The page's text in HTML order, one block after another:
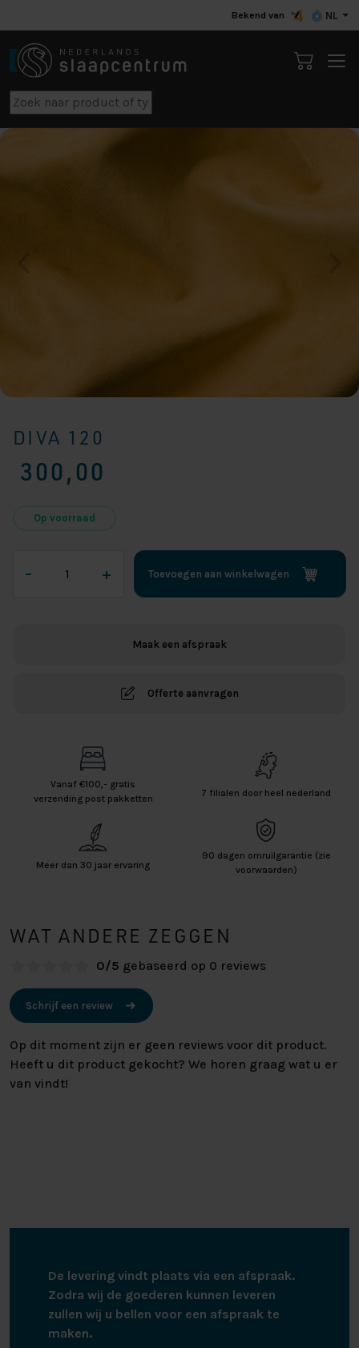
Bekend van NL
DIVA 120
300,00
Op voorraad
–
120
+ Toevoegen aan winkelwagen
Maak een afspraak
Offerte aanvragen
Vanaf €100,- gratis
verzending post pakketten
7 filialen door heel nederland
Meer dan 30 jaar ervaring
90 dagen omruilgarantie (zie
voorwaarden)
WAT ANDERE ZEGGEN
0/5 gebaseerd op 0 reviews
Schrijf een review
Op dit moment zijn er geen reviews voor dit product.
Heeft u dit product gekocht? We horen graag wat u er
van vindt!
De levering vindt plaats via een afspraak.
Zodra wij de goederen kunnen leveren
zullen wij u bellen voor een afspraak te
maken.